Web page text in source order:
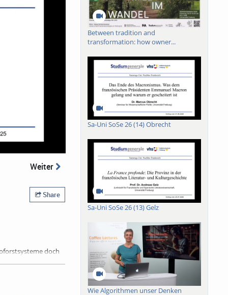
Weiter
Share
doch
die Biodiversität
und die Wind-
Between tradition and
transformation: how owner...
Sa-Uni SoSe 26 (14) Obrecht
Sa-Uni SoSe 26 (13) Gelz
Wie Algorithmen unser Denken